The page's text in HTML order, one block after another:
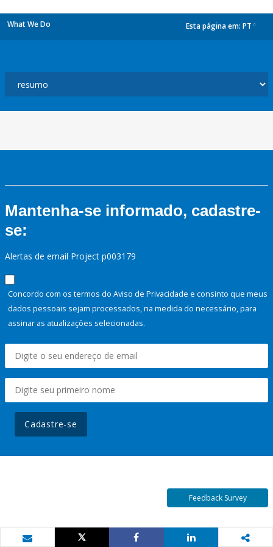
What We Do Esta página em: PT
Mantenha-se informado, cadastre-
se:
Alertas de email Project p003179
Concordo com os termos do Aviso de Privacidade e consinto que meus
dados pessoais sejam processados, na medida do necessário, para
assinar as atualizações selecionadas.
Cadastre-se
Feedback Survey